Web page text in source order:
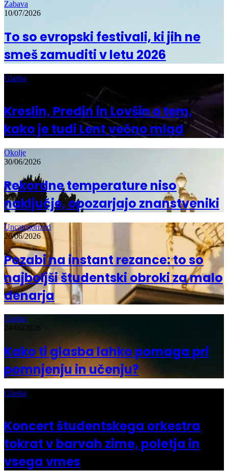
Zabava
10/07/2026
To so evropski festivali, ki jih ne
smeš zamuditi v letu 2026
Glasba
Kreslin, Predin in Lovšin o tem,
kako je tudi Lent večno mlad
Okolje
30/06/2026
Rekordne temperature niso
naključje, opozarjajo znanstveniki
Uncategorized
26/06/2026
Pozabi na instant rezance: to so
najboljši študentski obroki za malo
denarja
Glasba
24/06/2026
Kako ti glasba lahko pomaga pri
pomnjenju in učenju?
Glasba
Koncert študentskega orkestra
tokrat v barvah zime, poletja in
vsega vmes